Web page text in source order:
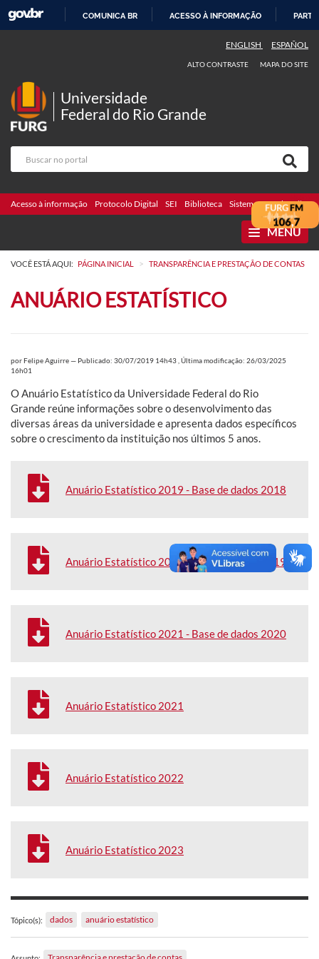
COMUNICA BR ACESSO À INFORMAÇÃO
ENGLISH ESPAÑOL
ALTO CONTRASTE MAPA DO SITE
Universidade
Federal do Rio Grande
Acesso à informação Protocolo Digital SEI Biblioteca Sistemas Webmail
MENU
VOCÊ ESTÁ AQUI: PÁGINA INICIAL > TRANSPARÊNCIA E PRESTAÇÃO DE CONTAS
ANUÁRIO ESTATÍSTICO
porFelipe Aguirre— Publicado: 30/07/2019 14h43 Última modificação: 26/03/2025
16h01
O Anuário Estatístico da Universidade Federal do Rio
Grande reúne informações sobre o desenvolvimento das
diversas áreas da universidade e apresenta dados específicos
sobre o crescimento da instituição nos últimos 5 anos.
Anuário Estatístico 2019 - Base de dados 2018
Anuário Estatístico 2020 - Base de dados 2019
Anuário Estatístico 2021 - Base de dados 2020
Anuário Estatístico 2021
Anuário Estatístico 2022
Anuário Estatístico 2023
Tópico(s): dados anuário estatístico